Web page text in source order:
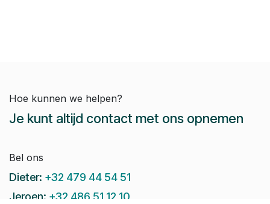
Hoe kunnen we helpen?
Je kunt altijd contact met ons opnemen
Bel ons
Dieter: +32 479 44 54 51
Jeroen: +32 486 51 12 10